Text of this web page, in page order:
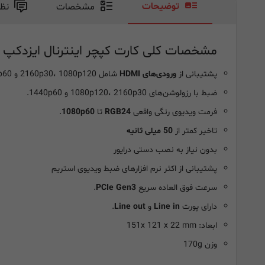
توضیحات مشخصات
مشخصات کلی کارت کپچر اینترنال ایزدکپ Ezcap 380 GameLink RAW PCIE:
پشتیبانی از ورودی‌های HDMI
شامل 2160p30، 1080p120 و 1440p60
ضبط با رزولوشن‌های 1080p120، 2160p30 و 1440p60.
فرمت ویدیوی رنگی واقعی RGB24 تا 1080p60
.
تاخیر کمتر از
بدون نیاز به نصب دستی درایور
پشتیبانی از اکثر نرم افزارهای ضبط ویدیوی استریم
سرعت فوق العاده سریع PCIe Gen3
.
دارای پورت Line in و Line out
.
ابعاد: 151x 121 x 22 mm
وزن 170g